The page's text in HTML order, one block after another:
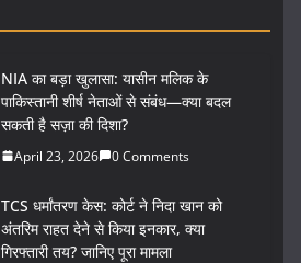
NIA का बड़ा खुलासा: यासीन मलिक के
पाकिस्तानी शीर्ष नेताओं से संबंध—क्या बदल
सकती है सज़ा की दिशा?
April 23, 2026 0 Comments
TCS धर्मांतरण केस: कोर्ट ने निदा खान को
अंतरिम राहत देने से किया इनकार, क्या
गिरफ्तारी तय? जानिए पूरा मामला